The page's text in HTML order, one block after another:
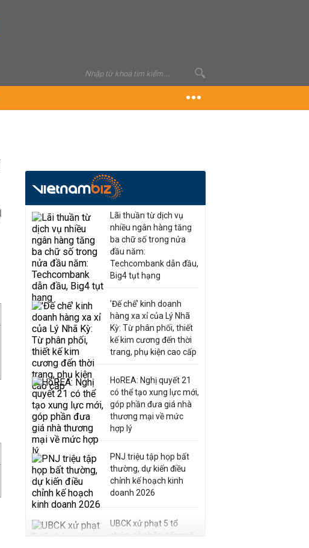
Lãi thuần từ dịch vụ
nhiều ngân hàng tăng
ba chữ số trong nửa
đầu năm:
Techcombank dẫn đầu,
Big4 tụt hạng
'Đế chế’ kinh doanh
hàng xa xỉ của Lý Nhã
Kỳ: Từ phân phối, thiết
kế kim cương đến thời
trang, phụ kiện cao cấp
HoREA: Nghị quyết 21
có thể tạo xung lực mới,
góp phần đưa giá nhà
thương mại về mức
hợp lý
PNJ triệu tập họp bất
thường, dự kiến điều
chỉnh kế hoạch kinh
doanh 2026
UBCK xử phạt 5 tổ
chức, cá nhân, tổng số